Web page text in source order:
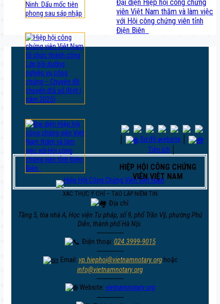
Đại diện Hiệp hội công chứng
viên Việt Nam thăm và làm việc
với Hội công chứng viên tỉnh
Điện Biên
XÁC THỰC Ý CHÍ – TẠO LẬP NIỀM TIN
Sơ đồ website
Tiện ích
HIỆP HỘI CÔNG CHỨNG
VIÊN VIỆT NAM
Địa chỉ:
Tầng 5, tòa nhà A, Học viện Tư pháp, số 9, phố Trần Vỹ, phường Phú
Diễn, thành phố Hà Nội.
─────
Điện thoại:024.3999-9015
─────
Email: vp.hiephoi@vietnamnotary.orghoặc
info@vietnamnotary.org
─────
Website: vietnamnotary.org
─────